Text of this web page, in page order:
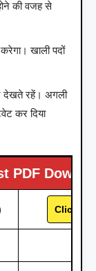
की वजह से
करेगा। खाली पदों
देखते रहें। अगली
कर दिया
PDF
Click